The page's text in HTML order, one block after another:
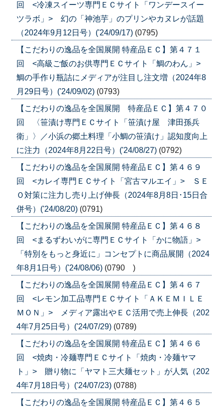
回 <冷凍スイーツ専門ＥＣサイト「ワンデースイー
ツラボ」> 幻の「神池芋」のプリンやカヌレが話題
（2024年9月12日号）('24/09/17) (0795)
【こだわりの逸品を全国展開 特産品ＥＣ】第４７１
回 <高級ご飯のお供専門ＥＣサイト「鯛のわん」>
鯛の手作り瓶詰にメディアが注目し注文増（2024年8
月29日号）('24/09/02) (0793)
【こだわりの逸品を全国展開 特産品ＥＣ】第４７０
回 〈笹漬け専門ＥＣサイト「笹漬け屋 津田孫兵
衛」〉／小浜の郷土料理「小鯛の笹漬け」認知度向上
に注力（2024年8月22日号）('24/08/27) (0792)
【こだわりの逸品を全国展開 特産品ＥＣ】第４６９
回 <カレイ専門ＥＣサイト「宮古マルエイ」> ＳＥ
Ｏ対策に注力し売り上げ伸長（2024年8月8日･15日合
併号）('24/08/20) (0791)
【こだわりの逸品を全国展開 特産品ＥＣ】第４６８
回 <まるずわいがに専門ＥＣサイト「かに物語」>
「特別をもっと身近に」コンセプトに商品展開（2024
年8月1日号）('24/08/06) (0790 )
【こだわりの逸品を全国展開 特産品ＥＣ】第４６７
回 <レモン加工品専門ＥＣサイト「ＡＫＥＭＩＬＥ
ＭＯＮ」> メディア露出やＥＣ活用で売上伸長（202
4年7月25日号）('24/07/29) (0789)
【こだわりの逸品を全国展開 特産品ＥＣ】第４６６
回 <焼肉・冷麺専門ＥＣサイト「焼肉・冷麺ヤマ
ト」> 贈り物に「ヤマト三大麺セット」が人気（202
4年7月18日号）('24/07/23) (0788)
【こだわりの逸品を全国展開 特産品ＥＣ】第４６５